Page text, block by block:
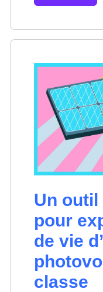
Un outil
pour
de vie
classe